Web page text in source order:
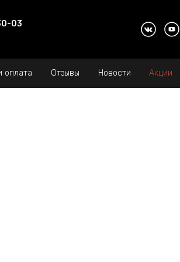
03
оплата Отзывы Новости Акции